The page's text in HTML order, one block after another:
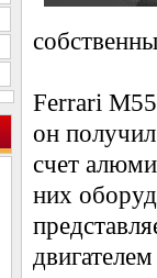
Ferrari
он
счет
них